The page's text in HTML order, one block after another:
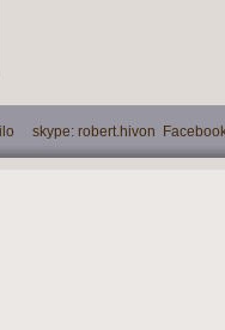
skype: robert.hivon